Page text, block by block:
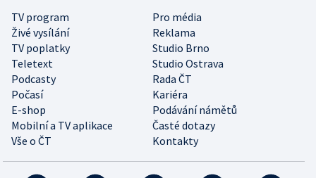
TV program
Pro média
Živé vysílání
Reklama
TV poplatky
Studio Brno
Teletext
Studio Ostrava
Podcasty
Rada ČT
Počasí
Kariéra
E-shop
Podávání námětů
Mobilní a TV aplikace
Časté dotazy
Vše o ČT
Kontakty